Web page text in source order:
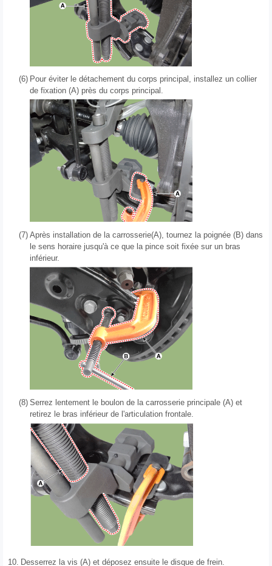
(6) Pour éviter le détachement du corps principal, installez un collier
de fixation (A) près du corps principal.
(7) Après installation de la carrosserie(A), tournez la poignée (B) dans
le sens horaire jusqu'à ce que la pince soit fixée sur un bras
inférieur.
(8) Serrez lentement le boulon de la carrosserie principale (A) et
retirez le bras inférieur de l'articulation frontale.
10. Desserrez la vis (A) et déposez ensuite le disque de frein.